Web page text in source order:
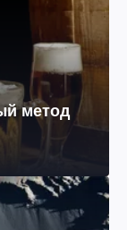
метод